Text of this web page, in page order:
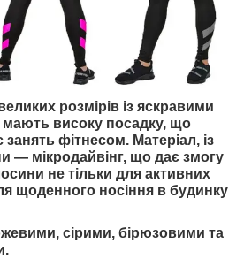
розмірів із яскравими
мають високу посадку, що
фітнесом. Матеріал, із
— мікродайвінг, що дає змогу
не тільки для активних
щоденного носіння в будинку
сірими, бірюзовими та